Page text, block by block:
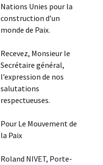
Nations Unies pour la
construction d’un
monde de Paix.
Recevez, Monsieur le
Secrétaire général,
l’expression de nos
salutations
respectueuses.
Pour Le Mouvement de
la Paix
Roland NIVET, Porte-